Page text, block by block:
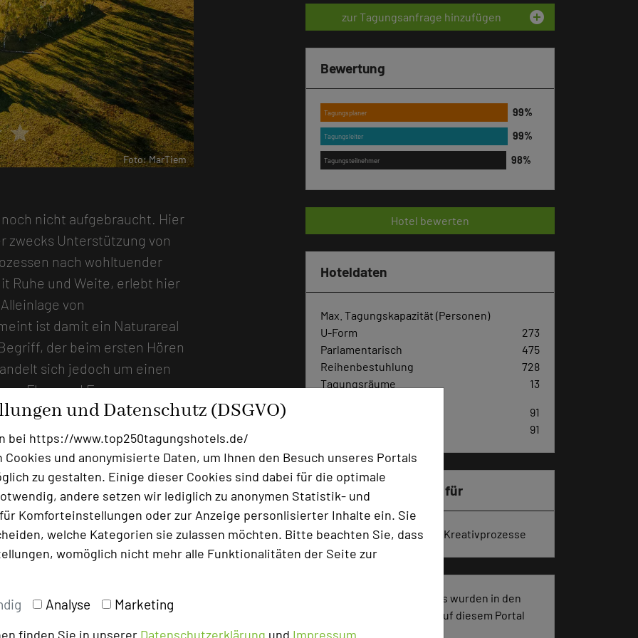
und Datenschutz (DSGVO)
bei https://www.top250tagungshotels.de/
und anonymisierte Daten, um Ihnen den Besuch unseres Portals
zu gestalten. Einige dieser Cookies sind dabei für die optimale
andere setzen wir lediglich zu anonymen Statistik- und
Komforteinstellungen oder zur Anzeige personlisierter Inhalte ein. Sie
welche Kategorien sie zulassen möchten. Bitte beachten Sie, dass
womöglich nicht mehr alle Funktionalitäten der Seite zur
Analyse Marketing
finden Sie in unserer Datenschutzerklärung und Impressum.
star
Foto: MarTiem
nicht aufgebraucht. Hier
zwecks Unterstützung von
nach wohltuender
Ruhe und Weite, erlebt hier
von
ist damit ein Naturareal
der beim ersten Hören
sich jedoch um einen
Flora und Fauna genauso
gibt es beide
Passend zu diesem Umfeld
Lodge-Stil zum Zuge, der
Naturholzfassaden und
eine ganz besondere
Background für ein
Etwa wenn es bei
geht, sich intensiv mit
oder auch bei
haben. Welche Klausur- und
steht mit viel
zur Tagungsanfrage hinzufügen add_circle
Bewertung
Tagungsplaner
Tagungsleiter
Tagungsteilnehmer
Hotel bewerten
Hoteldaten
Max. Tagungskapazität (Personen)
U-Form
273
Parlamentarisch
475
Reihenbestuhlung
728
Tagungsräume
13
91
91
Besonders geeignet für
Seminar, Klausur, Event, Kreativprozesse
1680 Seiten dieses Hotels wurden in den
vergangenen 30 Tagen auf diesem Portal
aufgerufen.